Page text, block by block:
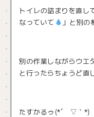
トイレの詰まりを直し
なっていて
」と別の
別の作業しながらウエ
と行ったらちょうど直
たすかるゥ(*´ ▽｀*)